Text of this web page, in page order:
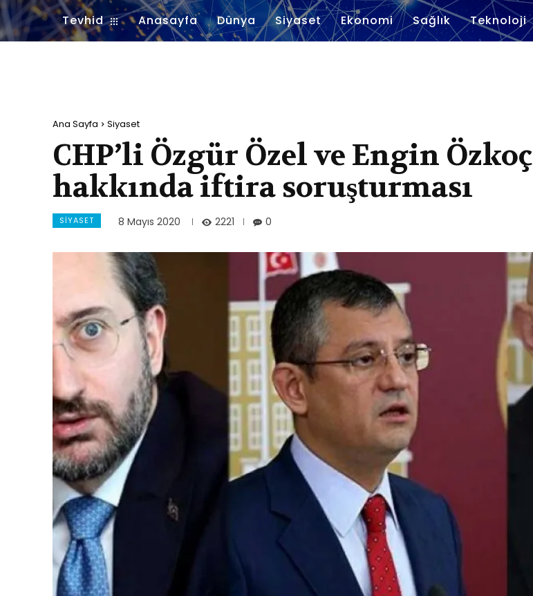
Tevhid Anasayfa Dünya Siyaset Ekonomi Sağlık Teknoloji
Ana Sayfa Siyaset
CHP’li Özgür Özel ve Engin Özkoç
hakkında iftira soruşturması
SIYASET 8 Mayıs 2020 2221 0